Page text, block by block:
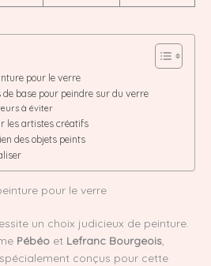
pour le verre
base pour peindre sur du verre
à éviter
les artistes créatifs
des objets peints
pour le verre
un choix judicieux de peinture.
Pébéo et Lefranc Bourgeois
conçus pour cette